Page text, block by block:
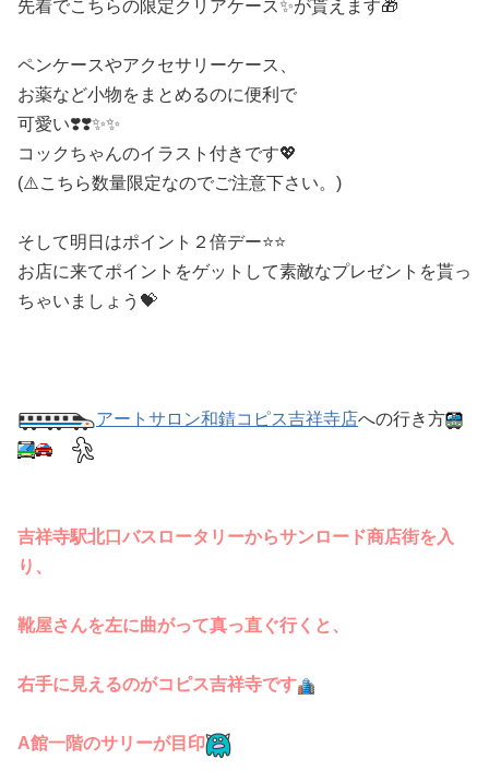
先着でこちらの限定クリアケース✨が貰えます🎁
ペンケースやアクセサリーケース、
お薬など小物をまとめるのに便利で
可愛い❣️❣️✨✨
コックちゃんのイラスト付きです💖
(⚠️こちら数量限定なのでご注意下さい。)
そして明日はポイント２倍デー⭐️⭐️
お店に来てポイントをゲットして素敵なプレゼントを貰っ
ちゃいましょう💝
アートサロン和錆コピス吉祥寺店への行き方
吉祥寺駅北口バスロータリーからサンロード商店街を入
り、
靴屋さんを左に曲がって真っ直ぐ行くと、
右手に見えるのがコピス吉祥寺です
A館一階のサリーが目印